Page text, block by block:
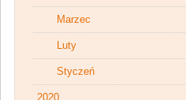
Marzec
Luty
Styczeń
2020